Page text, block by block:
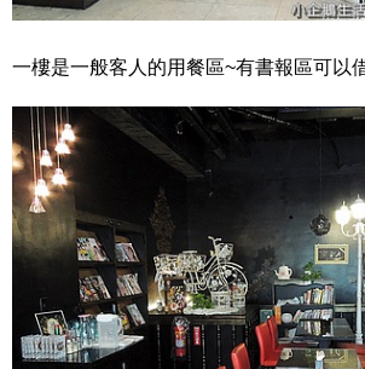
一樓是一般客人的用餐區~有書報區可以